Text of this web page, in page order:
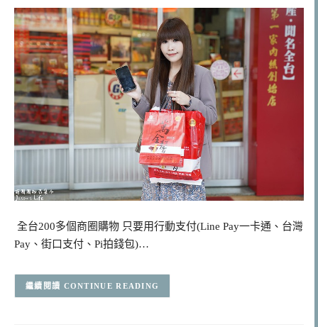
全台200多個商圈購物 只要用行動支付(Line Pay一卡通、台灣
Pay、街口支付、Pi拍錢包)…
CONTINUE READING